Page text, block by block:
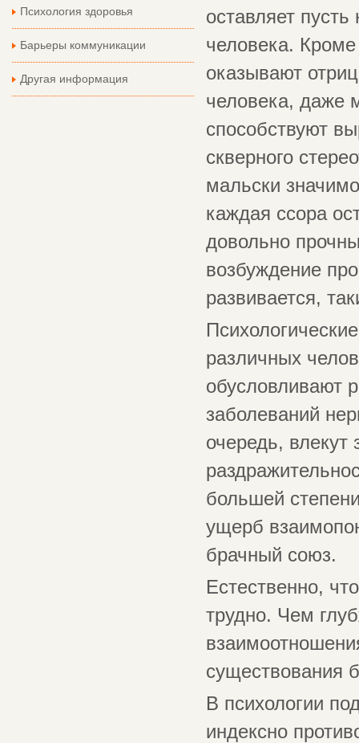
Психология здоровья
Барьеры коммуникации
Другая информация
оставляет
человека. Кроме
оказывают
человека, даже
способствуют
скверного
мальски
каждая ссора
довольно
возбуждение
развивается,
различных
обусловливают
заболеваний
очередь,
большей
ущерб
брачный союз.
Естественно,
трудно. Чем
существования
В психологии
индексно